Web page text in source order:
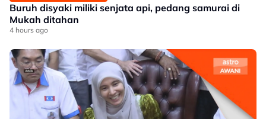
Buruh disyaki miliki senjata api, pedang samurai di
Mukah ditahan
4 hours ago